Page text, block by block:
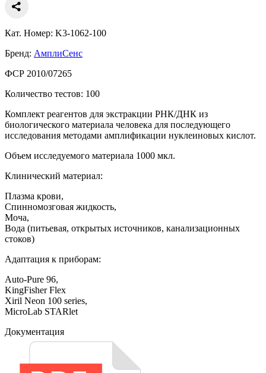
Кат. Номер: K3-1062-100
Бренд: АмплиСенс
ФСР 2010/07265
Количество тестов: 100
Комплект реагентов для экстракции РНК/ДНК из
биологического материала человека для последующего
исследования методами амплификации нуклеиновых кислот.
Объем исследуемого материала 1000 мкл.
Клинический материал:
Плазма крови,
Спинномозговая жидкость,
Моча,
Вода (питьевая, открытых источников, канализационных
стоков)
Адаптация к приборам:
Auto-Pure 96,
KingFisher Flex
Xiril Neon 100 series,
MicroLab STARlet
Документация